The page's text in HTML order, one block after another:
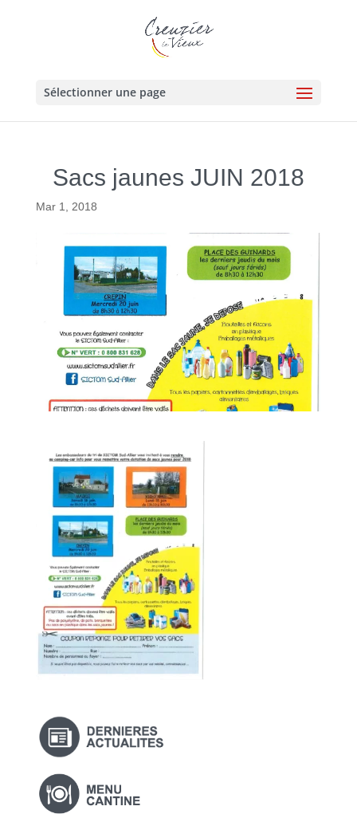
Sélectionner une page
Sacs jaunes JUIN 2018
Mar 1, 2018